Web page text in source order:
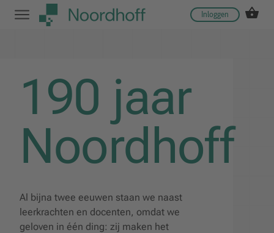
Inloggen
190 jaar
Noordhoff
Al bijna twee eeuwen staan we naast
leerkrachten en docenten, omdat we
geloven in één ding: zij maken het